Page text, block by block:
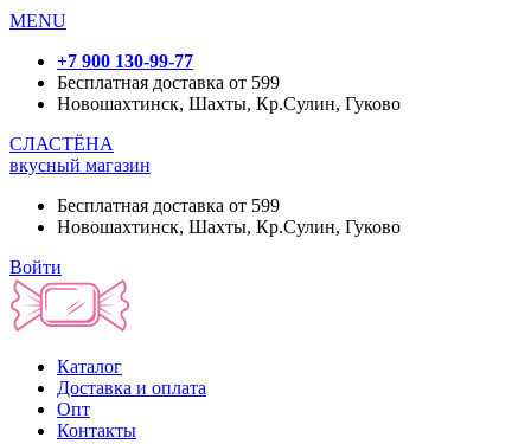
MENU
+7 900 130-99-77
Бесплатная доставка от 599
Новошахтинск, Шахты, Кр.Сулин, Гуково
СЛАСТЁНА
вкусный магазин
Бесплатная доставка от 599
Новошахтинск, Шахты, Кр.Сулин, Гуково
Войти
Каталог
Доставка и оплата
Опт
Контакты